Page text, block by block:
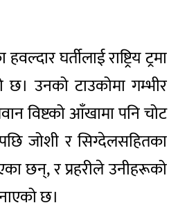
घर्तीलाई राष्ट्रिय ट्रमा
छ। उनको टाउकोमा गम्भीर
विष्टको आँखामा पनि चोट
जोशी र सिग्देलसहितका
छन्, र प्रहरीले उनीहरूको
छ।